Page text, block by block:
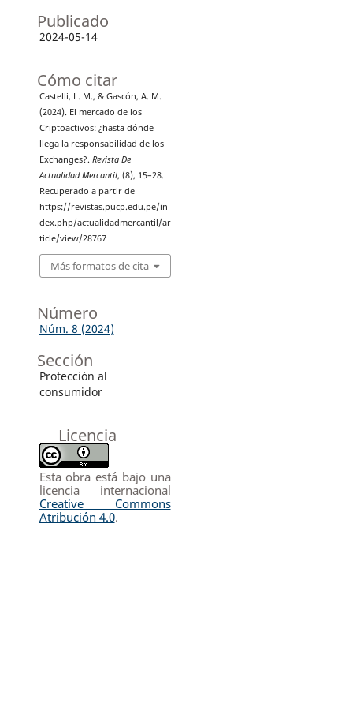
Publicado
2024-05-14
Cómo citar
Castelli, L. M., & Gascón, A. M.
(2024). El mercado de los
Criptoactivos: ¿hasta dónde
llega la responsabilidad de los
Exchanges?. Revista De
Actualidad Mercantil, (8), 15–28.
Recuperado a partir de
https://revistas.pucp.edu.pe/in
dex.php/actualidadmercantil/ar
ticle/view/28767
Más formatos de cita
Número
Núm. 8 (2024)
Sección
Protección al
consumidor
Licencia
Esta obra está bajo una
licencia internacional
Creative Commons
Atribución 4.0.